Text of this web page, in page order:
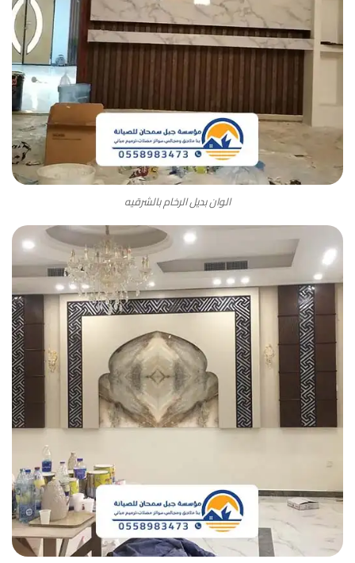
الوان بديل الرخام بالشرقيه